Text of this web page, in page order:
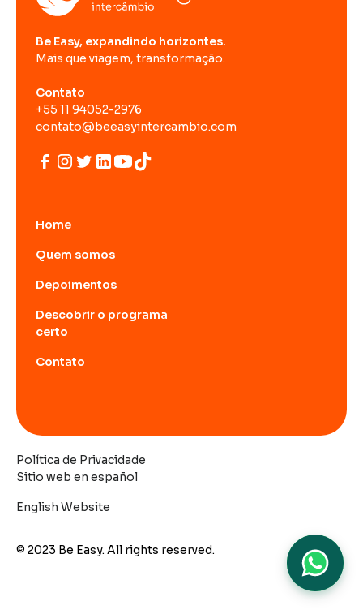
Be Easy, expandindo horizontes.
Mais que viagem, transformação.
Contato
+55 11 94052-2976
contato@beeasyintercambio.com
Home
Quem somos
Depoimentos
Descobrir o programa
certo
Contato
© 2023 Be Easy. All rights reserved.
Sitio web en español
English Website
Política de Privacidade